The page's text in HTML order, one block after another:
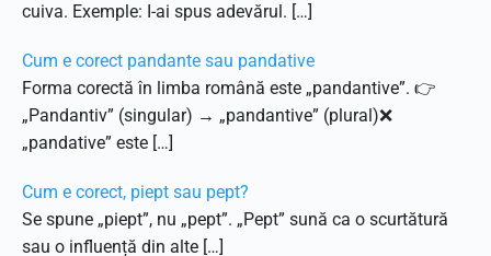
cuiva. Exemple: I-ai spus adevărul. […]
Cum e corect pandante sau pandative
Forma corectă în limba română este „pandantive”. 👉
„Pandantiv” (singular) → „pandantive” (plural)❌
„pandative” este […]
Cum e corect, piept sau pept?
Se spune „piept”, nu „pept”. „Pept” sună ca o scurtătură
sau o influență din alte […]